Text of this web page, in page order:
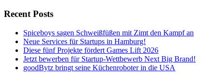
Recent Posts
Spiceboys sagen Schweißfüßen mit Zimt den Kampf an
Neue Services für Startups in Hamburg!
Diese fünf Projekte fördert Games Lift 2026
Jetzt bewerben für Startup-Wettbewerb Next Big Brand!
goodBytz bringt seine Küchenroboter in die USA